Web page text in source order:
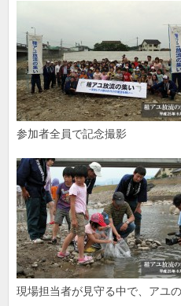
参加者全員で記念撮影
現場担当者が見守る中で、アユ